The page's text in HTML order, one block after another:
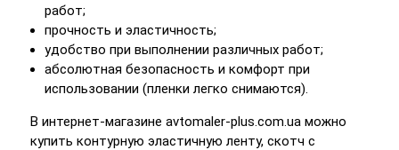
работ;
прочность и эластичность;
удобство при выполнении различных работ;
абсолютная безопасность и комфорт при
использовании (пленки легко снимаются).
В интернет-магазине avtomaler-plus.com.ua можно
купить контурную эластичную ленту, скотч с